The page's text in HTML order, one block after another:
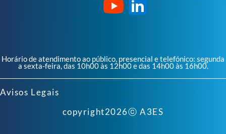
Horário de atendimento ao público, presencial e telefónico: segunda
a sexta-feira, das 10h00 às 12h00 e das 14h00 às 16h00.
Avisos Legais
copyright2026ⓒ A3ES